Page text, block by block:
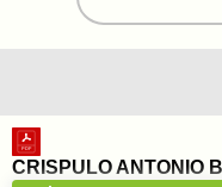
Inicio
CRISPULO ANTONIO